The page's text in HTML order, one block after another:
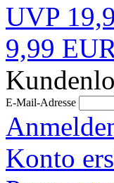
UVP
9,99 EUR
E-Mail-Adresse
Konto